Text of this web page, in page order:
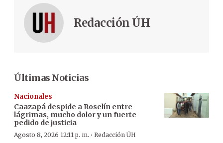
Redacción ÚH
Últimas Noticias
Nacionales
Caazapá despide a Roselín entre
lágrimas, mucho dolor y un fuerte
pedido de justicia
Agosto 8, 2026 12:11 p. m. · Redacción ÚH